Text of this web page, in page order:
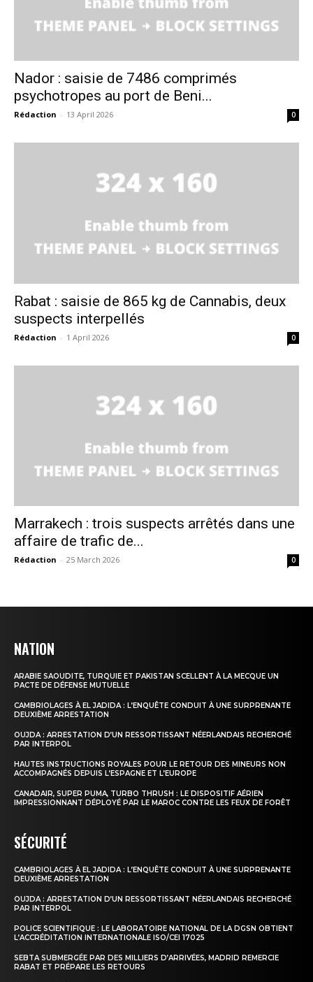
l'intelligence de
l'information
Insight Publications
À propos
Nous contacter
Nador : saisie de 7486 comprimés
psychotropes au port de Beni...
Rédaction - 13 April 2026 0
Rabat : saisie de 865 kg de Cannabis, deux
suspects interpellés
Rédaction - 1 April 2026 0
Marrakech : trois suspects arrêtés dans une
affaire de trafic de...
Rédaction - 25 March 2026 0
NATION
ARABIE SAOUDITE, TURQUIE ET PAKISTAN SCELLENT À LA MECQUE UN
PACTE DE DÉFENSE MUTUELLE
CAMBRIOLAGES À EL JADIDA : L’ENQUÊTE CONDUIT À UNE SURPRENANTE
DEUXIÈME ARRESTATION
OUJDA : ARRESTATION D’UN RESSORTISSANT NÉERLANDAIS RECHERCHÉ
PAR INTERPOL
HAUTES INSTRUCTIONS ROYALES POUR LE RETOUR DES MINEURS NON
ACCOMPAGNÉS DEPUIS L’ESPAGNE ET L’EUROPE
CANADAIR, SUPER PUMA, TURBO THRUSH : LE DISPOSITIF AÉRIEN
IMPRESSIONNANT DÉPLOYÉ PAR LE MAROC CONTRE LES FEUX DE FORÊT
SÉCURITÉ
CAMBRIOLAGES À EL JADIDA : L’ENQUÊTE CONDUIT À UNE SURPRENANTE
DEUXIÈME ARRESTATION
OUJDA : ARRESTATION D’UN RESSORTISSANT NÉERLANDAIS RECHERCHÉ
PAR INTERPOL
POLICE SCIENTIFIQUE : LE LABORATOIRE NATIONAL DE LA DGSN OBTIENT
L’ACCRÉDITATION INTERNATIONALE ISO/CEI 17025
SEBTA SUBMERGÉE PAR DES MILLIERS D’ARRIVÉES, MADRID REMERCIE
RABAT ET PRÉPARE LES RETOURS